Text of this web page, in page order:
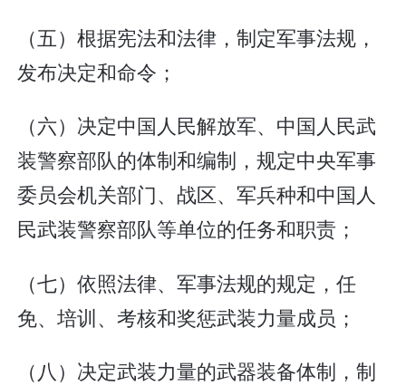
（五）根据宪法和法律，制定军事法规，
发布决定和命令；
（六）决定中国人民解放军、中国人民武
装警察部队的体制和编制，规定中央军事
委员会机关部门、战区、军兵种和中国人
民武装警察部队等单位的任务和职责；
（七）依照法律、军事法规的规定，任
免、培训、考核和奖惩武装力量成员；
（八）决定武装力量的武器装备体制，制